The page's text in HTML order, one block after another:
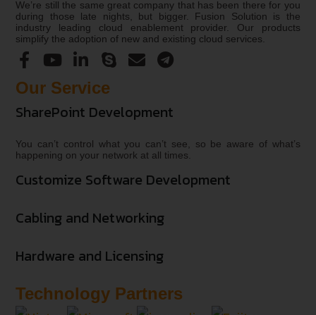
We’re still the same great company that has been there for you
during those late nights, but bigger. Fusion Solution is the
industry leading cloud enablement provider. Our products
simplify the adoption of new and existing cloud services.
Our Service
SharePoint Development
You can’t control what you can’t see, so be aware of what’s
happening on your network at all times.
Customize Software Development
Cabling and Networking
Hardware and Licensing
Technology Partners